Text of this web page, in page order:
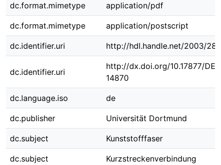
dc.format.mimetype application/pdf
dc.format.mimetype application/postscript
dc.identifier.uri http://hdl.handle.net/2003/
dc.identifier.uri
http://dx.doi.org/10.17877/
14870
dc.language.iso de
dc.publisher Universität Dortmund
dc.subject Kunststofffaser
dc.subject Kurzstreckenverbindung